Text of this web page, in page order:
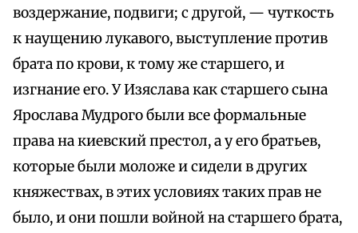
воздержание, подвиги; с другой, — чуткость
к наущению лукавого, выступление против
брата по крови, к тому же старшего, и
изгнание его. У Изяслава как старшего сына
Ярослава Мудрого были все формальные
права на киевский престол, а у его братьев,
которые были моложе и сидели в других
княжествах, в этих условиях таких прав не
было, и они пошли войной на старшего брата,